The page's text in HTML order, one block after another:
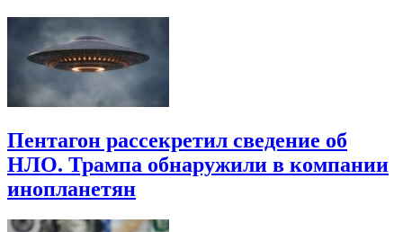
Пентагон рассекретил сведение об
НЛО. Трампа обнаружили в компании
инопланетян